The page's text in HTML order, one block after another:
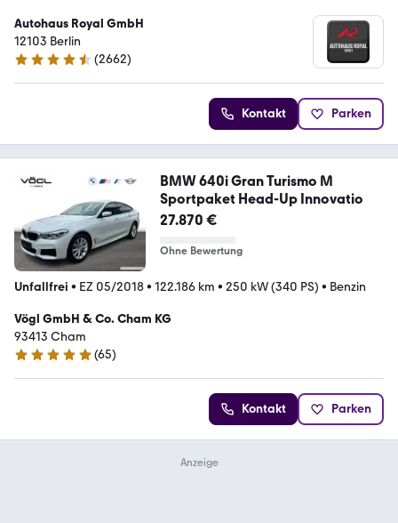
Autohaus Royal GmbH
12103 Berlin
4.6 Sterne
(2662)
Kontakt Parken
BMW 640i Gran Turismo M
Sportpaket Head-Up Innovatio
27.870 €
Ohne Bewertung
Unfallfrei • EZ 05/2018• 122.186 km • 250 kW (340 PS) • Benzin
Vögl GmbH & Co. Cham KG
93413 Cham
4.9 Sterne
(65)
Kontakt Parken